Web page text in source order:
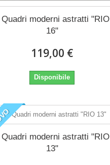
Quadri moderni astratti "RIO
16"
119,00 €
Disponibile
Quadri moderni astratti "RIO
13"